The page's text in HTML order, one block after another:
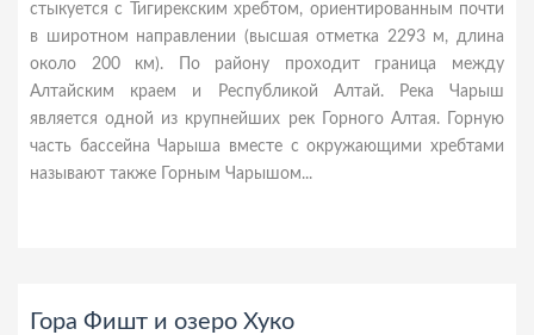
стыкуется с Тигирекским хребтом, ориентированным почти
в широтном направлении (высшая отметка 2293 м, длина
около 200 км). По району проходит граница между
Алтайским краем и Республикой Алтай. Река Чарыш
является одной из крупнейших рек Горного Алтая. Горную
часть бассейна Чарыша вместе с окружающими хребтами
называют также Горным Чарышом...
Гора Фишт и озеро Хуко